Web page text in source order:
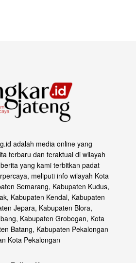
adalah media online yang
terbaru dan teraktual di wilayah
yang kami terbitkan padat
meliputi info wilayah Kota
Semarang, Kabupaten Kudus,
Kabupaten Kendal, Kabupaten
Jepara, Kabupaten Blora,
Kabupaten Grobogan, Kota
Batang, Kabupaten Pekalongan
Kota Pekalongan